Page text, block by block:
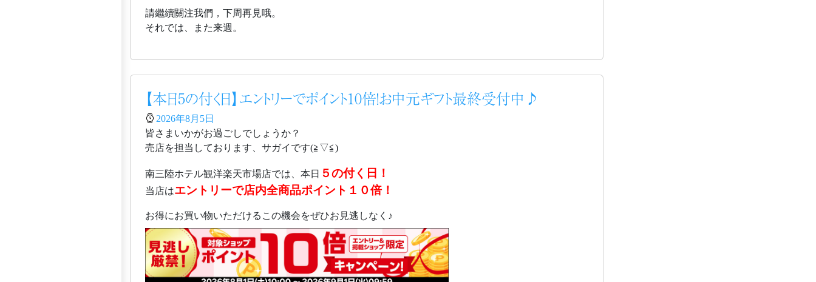
請繼續關注我們，下周再見哦。
それでは、また来週。
【本日5の付く日】エントリーでポイント10倍！お中元ギフト最終受付中♪
2026年8月5日
皆さまいかがお過ごしでしょうか？
売店を担当しております、サガイです(≧▽≦)
南三陸ホテル観洋楽天市場店では、本日 ５の付く日！
当店はエントリーで店内全商品ポイント１０倍！
お得にお買い物いただけるこの機会をぜひお見逃しなく♪